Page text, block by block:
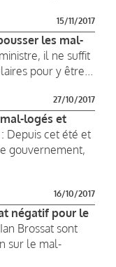
15/11/2017
les mal-
il ne suffit
pour y être...
27/10/2017
logés et
: Depuis cet été et
gouvernement,
16/10/2017
négatif pour le
Brossat sont
sur le mal-